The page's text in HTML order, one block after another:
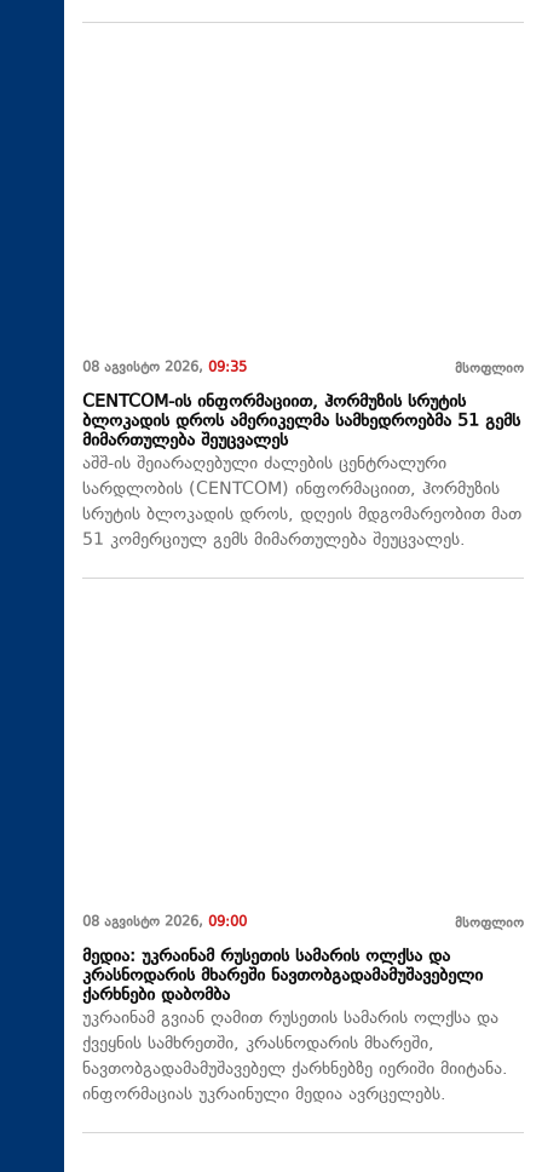
08 აგვისტო 2026, 09:35 მსოფლიო
CENTCOM-ის ინფორმაციით, ჰორმუზის სრუტის
ბლოკადის დროს ამერიკელმა სამხედროებმა 51 გემს
მიმართულება შეუცვალეს
აშშ-ის შეიარაღებული ძალების ცენტრალური
სარდლობის (CENTCOM) ინფორმაციით, ჰორმუზის
სრუტის ბლოკადის დროს, დღეის მდგომარეობით მათ
51 კომერციულ გემს მიმართულება შეუცვალეს.
08 აგვისტო 2026, 09:00 მსოფლიო
მედია: უკრაინამ რუსეთის სამარის ოლქსა და
კრასნოდარის მხარეში ნავთობგადამამუშავებელი
ქარხნები დაბომბა
უკრაინამ გვიან ღამით რუსეთის სამარის ოლქსა და
ქვეყნის სამხრეთში, კრასნოდარის მხარეში,
ნავთობგადამამუშავებელ ქარხნებზე იერიში მიიტანა.
ინფორმაციას უკრაინული მედია ავრცელებს.